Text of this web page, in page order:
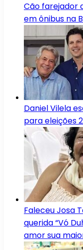
Cão farejador
em ônibus na
Daniel Vilela
para eleições
Faleceu Josa
querida “Vó
amor sua